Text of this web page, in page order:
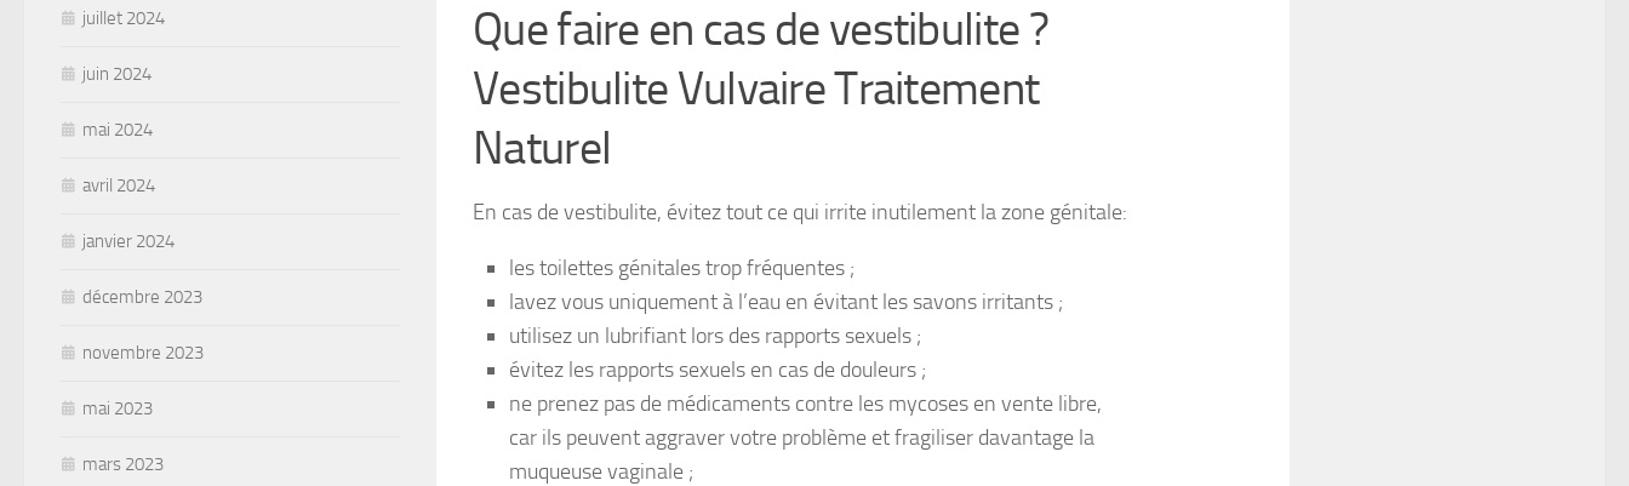
Que faire en cas de vestibulite ?
Vestibulite Vulvaire Traitement
Naturel
En cas de vestibulite, évitez tout ce qui irrite inutilement la zone génitale:
les toilettes génitales trop fréquentes ;
lavez vous uniquement à l’eau en évitant les savons irritants ;
utilisez un lubrifiant lors des rapports sexuels ;
évitez les rapports sexuels en cas de douleurs ;
ne prenez pas de médicaments contre les mycoses en vente libre,
car ils peuvent aggraver votre problème et fragiliser davantage la
muqueuse vaginale ;
juillet 2024
juin 2024
mai 2024
avril 2024
janvier 2024
décembre 2023
novembre 2023
mai 2023
mars 2023